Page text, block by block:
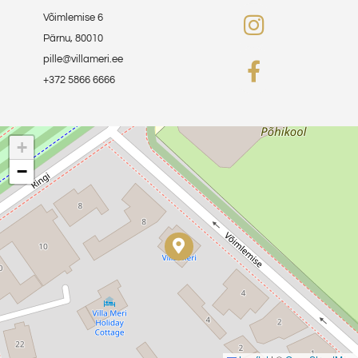
Võimlemise 6
Pärnu, 80010
pille@villameri.ee
+372 5866 6666
+
−